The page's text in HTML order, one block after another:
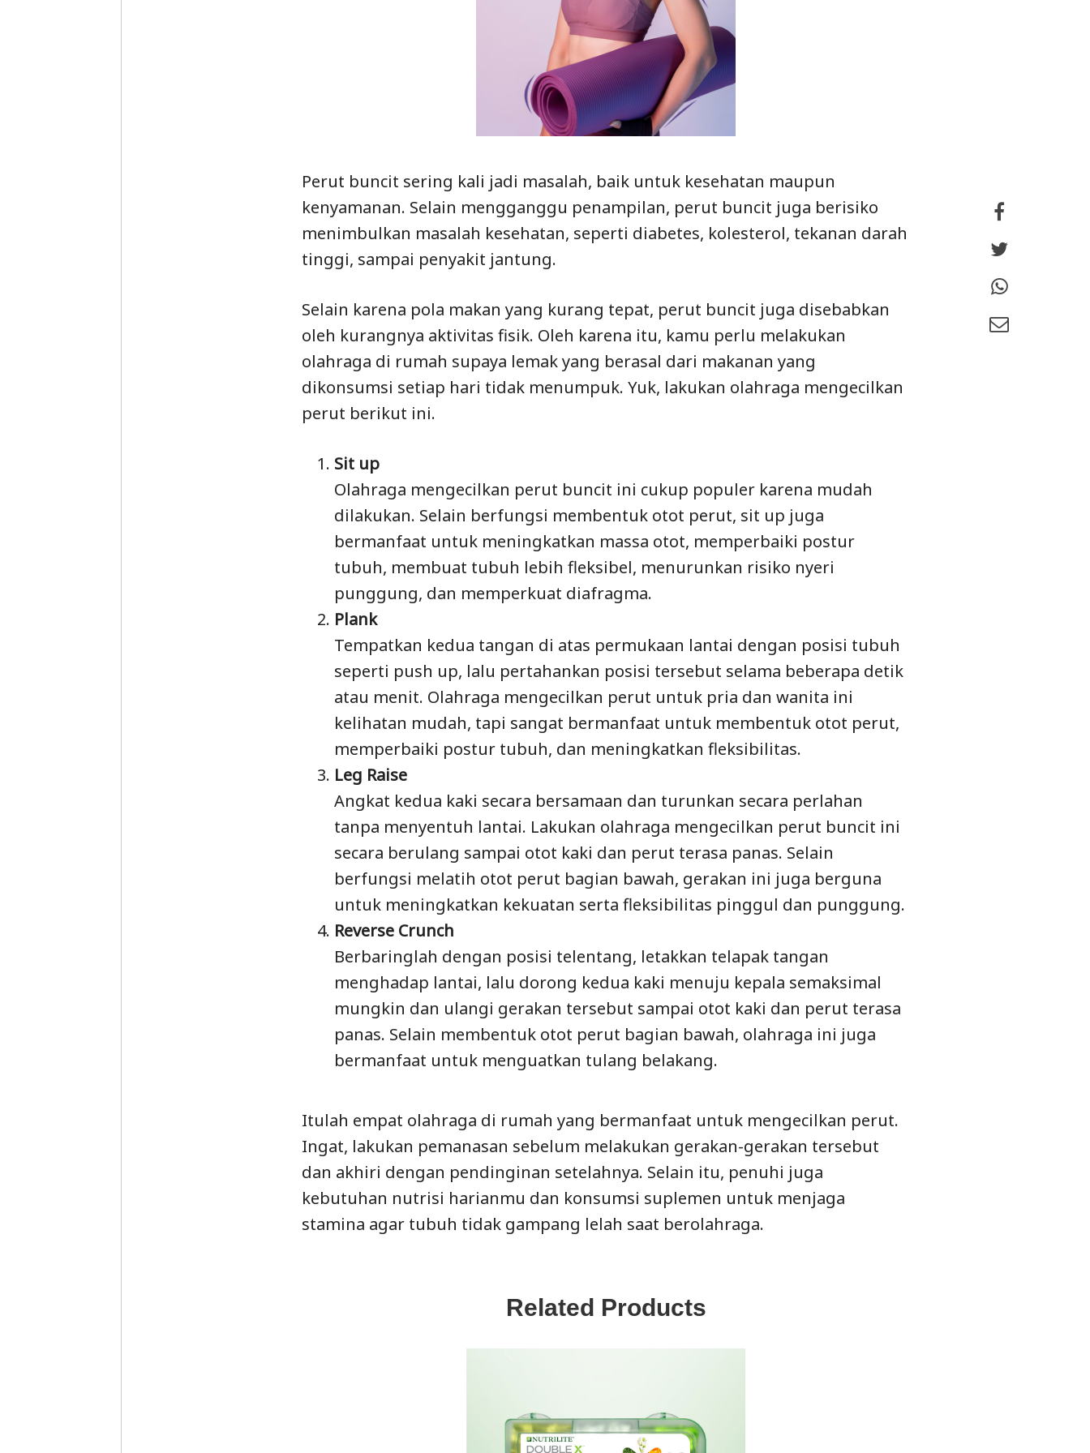
Perut buncit sering kali jadi masalah, baik untuk kesehatan maupun
kenyamanan. Selain mengganggu penampilan, perut buncit juga berisiko
menimbulkan masalah kesehatan, seperti diabetes, kolesterol, tekanan darah
tinggi, sampai penyakit jantung.
Selain karena pola makan yang kurang tepat, perut buncit juga disebabkan
oleh kurangnya aktivitas fisik. Oleh karena itu, kamu perlu melakukan
olahraga di rumah supaya lemak yang berasal dari makanan yang
dikonsumsi setiap hari tidak menumpuk. Yuk, lakukan olahraga mengecilkan
perut berikut ini.
Sit up
Olahraga mengecilkan perut buncit ini cukup populer karena mudah
dilakukan. Selain berfungsi membentuk otot perut, sit up juga
bermanfaat untuk meningkatkan massa otot, memperbaiki postur
tubuh, membuat tubuh lebih fleksibel, menurunkan risiko nyeri
punggung, dan memperkuat diafragma.
Plank
Tempatkan kedua tangan di atas permukaan lantai dengan posisi tubuh
seperti push up, lalu pertahankan posisi tersebut selama beberapa detik
atau menit. Olahraga mengecilkan perut untuk pria dan wanita ini
kelihatan mudah, tapi sangat bermanfaat untuk membentuk otot perut,
memperbaiki postur tubuh, dan meningkatkan fleksibilitas.
Leg Raise
Angkat kedua kaki secara bersamaan dan turunkan secara perlahan
tanpa menyentuh lantai. Lakukan olahraga mengecilkan perut buncit ini
secara berulang sampai otot kaki dan perut terasa panas. Selain
berfungsi melatih otot perut bagian bawah, gerakan ini juga berguna
untuk meningkatkan kekuatan serta fleksibilitas pinggul dan punggung.
Reverse Crunch
Berbaringlah dengan posisi telentang, letakkan telapak tangan
menghadap lantai, lalu dorong kedua kaki menuju kepala semaksimal
mungkin dan ulangi gerakan tersebut sampai otot kaki dan perut terasa
panas. Selain membentuk otot perut bagian bawah, olahraga ini juga
bermanfaat untuk menguatkan tulang belakang.
Itulah empat olahraga di rumah yang bermanfaat untuk mengecilkan perut.
Ingat, lakukan pemanasan sebelum melakukan gerakan-gerakan tersebut
dan akhiri dengan pendinginan setelahnya. Selain itu, penuhi juga
kebutuhan nutrisi harianmu dan konsumsi suplemen untuk menjaga
stamina agar tubuh tidak gampang lelah saat berolahraga.
Related Products